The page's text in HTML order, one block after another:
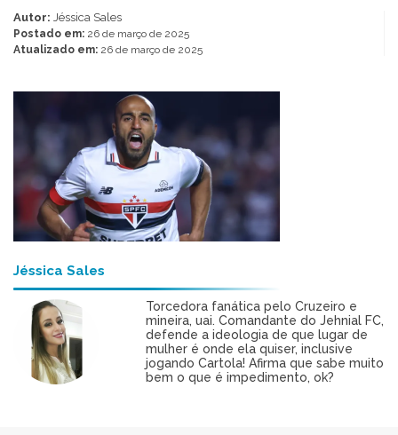
Autor: Jéssica Sales
Postado em: 26 de março de 2025
Atualizado em: 26 de março de 2025
Jéssica Sales
Torcedora fanática pelo Cruzeiro e
mineira, uai. Comandante do Jehnial FC,
defende a ideologia de que lugar de
mulher é onde ela quiser, inclusive
jogando Cartola! Afirma que sabe muito
bem o que é impedimento, ok?